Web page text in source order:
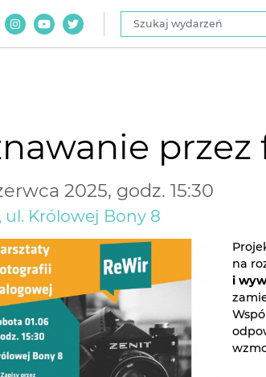
Szukaj wydarzeń
2025, godz. 15:30
ul. Królowej Bony 8
na
i